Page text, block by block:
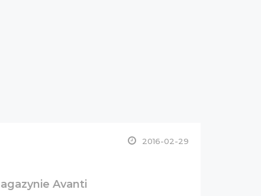
2016-02-29
Avanti